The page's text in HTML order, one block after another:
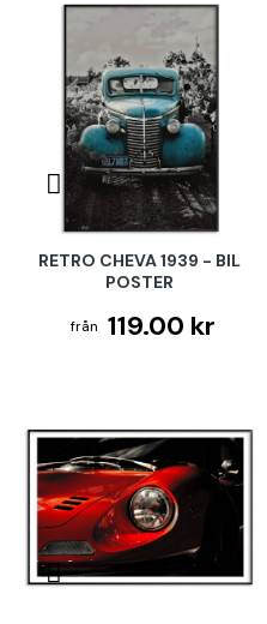
RETRO CHEVA 1939 - BIL
POSTER
119.00 kr